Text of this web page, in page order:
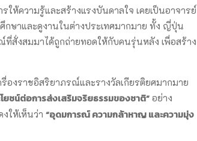
ห้ความรู้และสร้างแรงบันดาลใจ เคยเป็นอาจารย์
กษาและดูงานในต่างประเทศมากมาย ทั้ง ญี่ปุ่น
สั่งสมมาได้ถูกถ่ายทอดให้กับคนรุ่นหลัง เพื่อสร้าง
งราชอิสริยาภรณ์และรางวัลเกียรติยศมากมาย
ชน์ต่อการส่งเสริมจริยธรรมของชาติ”อย่าง
ให้เห็นว่า “อุดมการณ์ ความกล้าหาญ และความมุ่ง